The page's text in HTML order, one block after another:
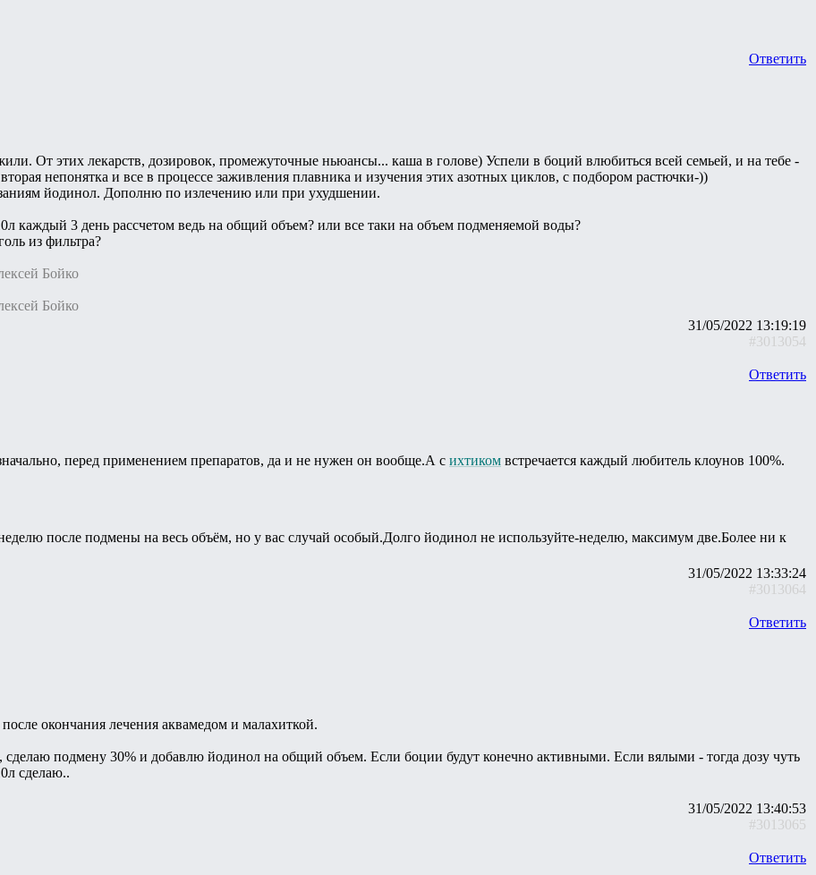
Ответить
От этих лекарств, дозировок, промежуточные ньюансы... каша в голове) Успели в боций влюбиться всей семьей, и на тебе -
непонятка и все в процессе заживления плавника и изучения этих азотных циклов, с подбором растючки-))
йодинол. Дополню по излечению или при ухудшении.
каждый 3 день рассчетом ведь на общий объем? или все таки на объем подменяемой воды?
из фильтра?
Бойко
Бойко
31/05/2022 13:19:19
#3013054
Ответить
перед применением препаратов, да и не нужен он вообще.А с ихтиком встречается каждый любитель клоунов 100%.
после подмены на весь объём, но у вас случай особый.Долго йодинол не используйте-неделю, максимум две.Более ни к
31/05/2022 13:33:24
#3013064
Ответить
окончания лечения аквамедом и малахиткой.
сделаю подмену 30% и добавлю йодинол на общий объем. Если боции будут конечно активными. Если вялыми - тогда дозу чуть
сделаю..
31/05/2022 13:40:53
#3013065
Ответить